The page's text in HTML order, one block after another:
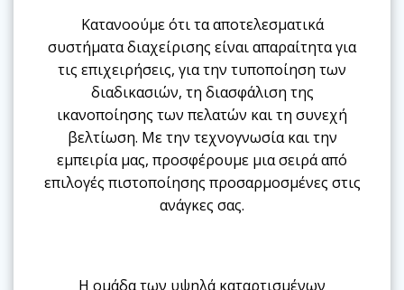
Κατανοούμε ότι τα αποτελεσματικά
συστήματα διαχείρισης είναι απαραίτητα για
τις επιχειρήσεις, για την τυποποίηση των
διαδικασιών, τη διασφάλιση της
ικανοποίησης των πελατών και τη συνεχή
βελτίωση. Με την τεχνογνωσία και την
εμπειρία μας, προσφέρουμε μια σειρά από
επιλογές πιστοποίησης προσαρμοσμένες στις
ανάγκες σας.
Η ομάδα των υψηλά καταρτισμένων